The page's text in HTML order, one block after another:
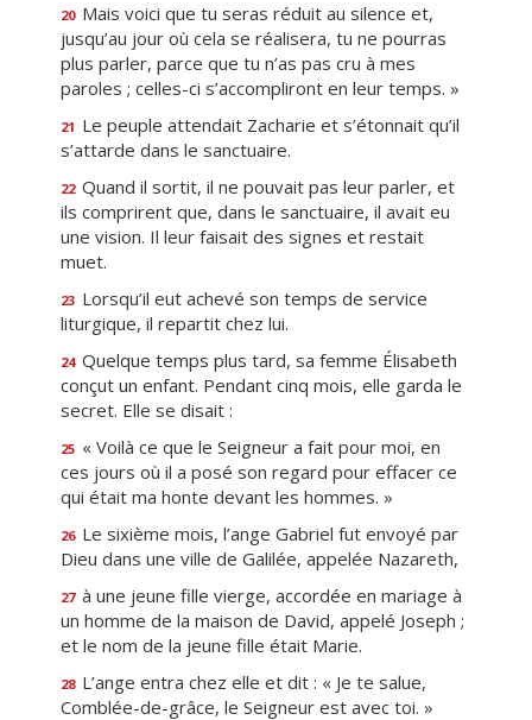
20 Mais voici que tu seras réduit au silence et,
jusqu’au jour où cela se réalisera, tu ne pourras
plus parler, parce que tu n’as pas cru à mes
paroles ; celles-ci s’accompliront en leur temps. »
21 Le peuple attendait Zacharie et s’étonnait qu’il
s’attarde dans le sanctuaire.
22 Quand il sortit, il ne pouvait pas leur parler, et
ils comprirent que, dans le sanctuaire, il avait eu
une vision. Il leur faisait des signes et restait
muet.
23 Lorsqu’il eut achevé son temps de service
liturgique, il repartit chez lui.
24 Quelque temps plus tard, sa femme Élisabeth
conçut un enfant. Pendant cinq mois, elle garda le
secret. Elle se disait :
25 « Voilà ce que le Seigneur a fait pour moi, en
ces jours où il a posé son regard pour effacer ce
qui était ma honte devant les hommes. »
26 Le sixième mois, l’ange Gabriel fut envoyé par
Dieu dans une ville de Galilée, appelée Nazareth,
27 à une jeune fille vierge, accordée en mariage à
un homme de la maison de David, appelé Joseph ;
et le nom de la jeune fille était Marie.
28 L’ange entra chez elle et dit : « Je te salue,
Comblée-de-grâce, le Seigneur est avec toi. »